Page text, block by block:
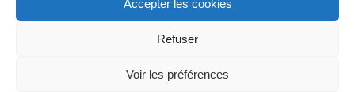
Accepter les cookies
Refuser
Voir les préférences
o
a
g
r
e
r
b